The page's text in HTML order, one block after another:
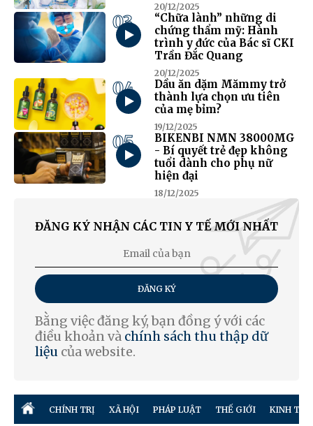
20/12/2025
03
“Chữa lành” những di
chứng thẩm mỹ: Hành
trình y đức của Bác sĩ CKI
Trần Đắc Quang
20/12/2025
04
Dầu ăn dặm Mămmy trở
thành lựa chọn ưu tiên
của mẹ bỉm?
19/12/2025
05
BIKENBI NMN 38000MG
- Bí quyết trẻ đẹp không
tuổi dành cho phụ nữ
hiện đại
18/12/2025
ĐĂNG KÝ NHẬN CÁC TIN Y TẾ MỚI NHẤT
ĐĂNG KÝ
Bằng việc đăng ký, bạn đồng ý với các
điều khoản và chính sách thu thập dữ
liệu của website.
CHÍNH TRỊ XÃ HỘI PHÁP LUẬT THẾ GIỚI KINH TẾ